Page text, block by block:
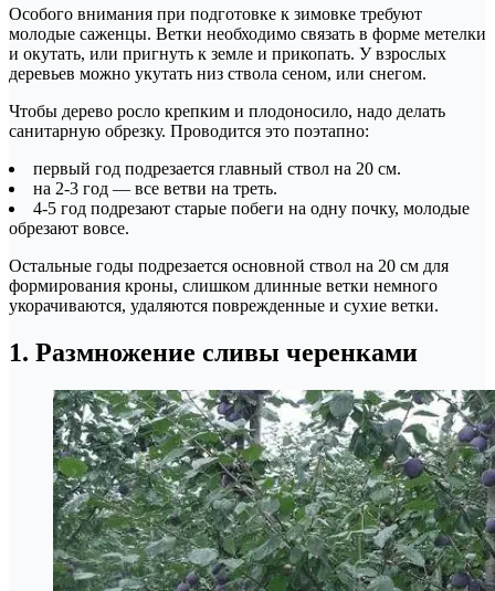
Особого внимания при подготовке к зимовке требуют
молодые саженцы. Ветки необходимо связать в форме метелки
и окутать, или пригнуть к земле и прикопать. У взрослых
деревьев можно укутать низ ствола сеном, или снегом.
Чтобы дерево росло крепким и плодоносило, надо делать
санитарную обрезку. Проводится это поэтапно:
первый год подрезается главный ствол на 20 см.
на 2-3 год — все ветви на треть.
4-5 год подрезают старые побеги на одну почку, молодые
обрезают вовсе.
Остальные годы подрезается основной ствол на 20 см для
формирования кроны, слишком длинные ветки немного
укорачиваются, удаляются поврежденные и сухие ветки.
1. Размножение сливы черенками